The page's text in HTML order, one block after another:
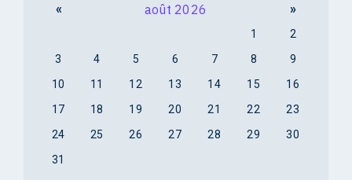
« août 2026 »
1
2
3
4 5 6 7 8
9
10
11 12 13 14 15
16
17
18 19 20 21 22
23
24
25 26 27 28 29
30
31